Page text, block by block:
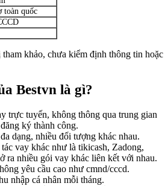
toàn quốc
khảo, chưa kiểm định thông tin hoặc
Bestvn là gì?
trực tuyến, không thông qua trung gian
ký thành công.
dạng, nhiều đối tượng khác nhau.
vay khác như là tikicash, Zadong,
ra nhiều gói vay khác liên kết với nhau.
yêu cầu cao như cmnd/cccd.
nhập cá nhân mỗi tháng.